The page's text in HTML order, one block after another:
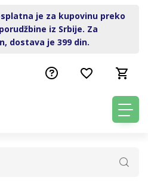
je za kupovinu preko
iz Srbije. Za
dostava je 399 din.